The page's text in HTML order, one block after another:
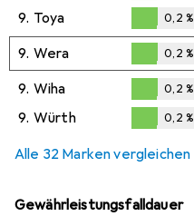
0,2%
9. Toya
0,2%
0,2 %
9. Wera
0,2%
0,2 %
9. Wiha
0,2%
0,2 %
9. Würth 0,2 %
Alle 32 Marken vergleichen
Gewährleistungsfalldauer